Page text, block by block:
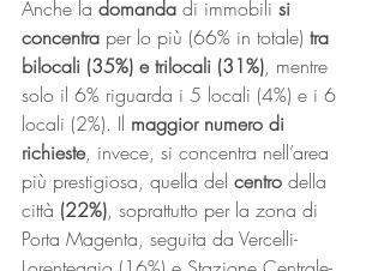
Anche la domanda di immobili si
concentra per lo più (66% in totale) tra
bilocali (35%) e trilocali (31%), mentre
solo il 6% riguarda i 5 locali (4%) e i 6
locali (2%). Il maggior numero di
richieste, invece, si concentra nell’area
più prestigiosa, quella del centro della
città (22%), soprattutto per la zona di
Porta Magenta, seguita da Vercelli-